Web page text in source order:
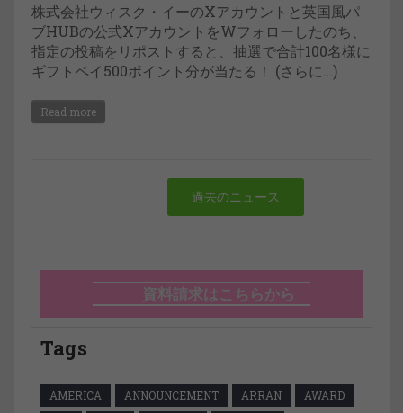
株式会社ウィスク・イーのXアカウントと英国風パ
ブHUBの公式XアカウントをWフォローしたのち、
指定の投稿をリポストすると、抽選で合計100名様に
ギフトペイ500ポイント分が当たる！ (さらに…)
Read more
過去のニュース
資料請求はこちらから
Tags
AMERICA ANNOUNCEMENT ARRAN
AWARD